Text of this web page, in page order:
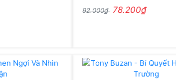
92.000₫ 78.200₫